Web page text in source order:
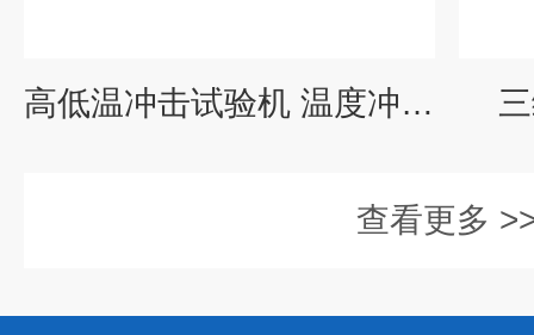
高低温冲击试验机 温度冲击测试机
查看更多